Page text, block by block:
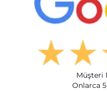
Müşteri
Onlarca 5